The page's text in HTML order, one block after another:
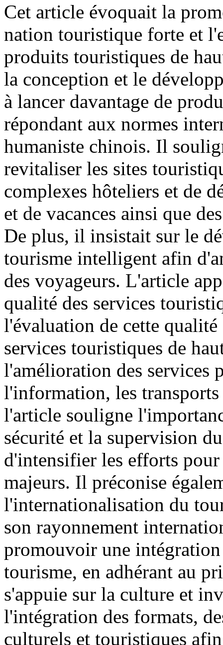
Cet article évoquait la
nation touristique forte et
produits touristiques de
la conception et le
à lancer davantage de
répondant aux normes
humaniste chinois. Il
revitaliser les sites
complexes hôteliers et de
et de vacances ainsi que
De plus, il insistait sur le
tourisme intelligent afin
des voyageurs. L'article
qualité des services
l'évaluation de cette qualité
services touristiques de
l'amélioration des services
l'information, les
l'article souligne
sécurité et la supervision
d'intensifier les efforts
majeurs. Il préconise
l'internationalisation du
son rayonnement
promouvoir une
tourisme, en adhérant au
s'appuie sur la culture et
l'intégration des formats,
culturels et touristiques